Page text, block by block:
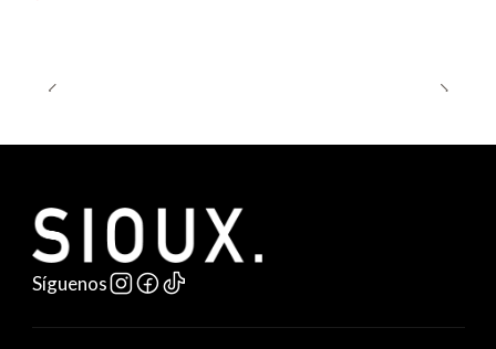
Síguenos